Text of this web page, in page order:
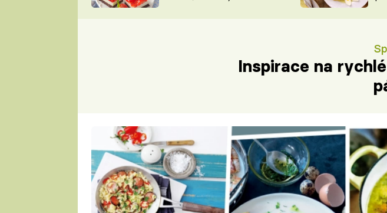
Inspirace na